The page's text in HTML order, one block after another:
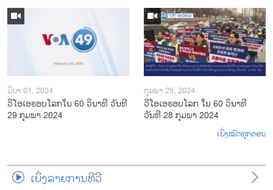
ມີນາ 01, 2024
ວີໂອເອຮອບໂລກໃນ 60 ວິນາທີ ວັນທີ
29 ກຸມພາ 2024
ກຸມພາ 29, 2024
ວີໂອເອຮອບໂລກ ໃນ 60 ວິນາທີ
ວັນທີ 28 ກຸມພາ 2024
ເບິ່ງໝົດທຸກຕອນ
ເບິ່ງລາຍການທີວີ